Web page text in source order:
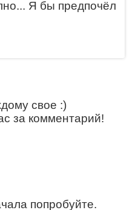
Я бы предпочёл
свое :)
за комментарий!
попробуйте.